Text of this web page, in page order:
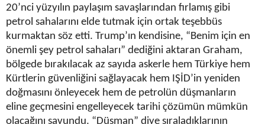
20’nci yüzyılın paylaşım savaşlarından fırlamış gibi
petrol sahalarını elde tutmak için ortak teşebbüs
kurmaktan söz etti. Trump’ın kendisine, “Benim için en
önemli şey petrol sahaları” dediğini aktaran Graham,
bölgede bırakılacak az sayıda askerle hem Türkiye hem
Kürtlerin güvenliğini sağlayacak hem IŞİD’in yeniden
doğmasını önleyecek hem de petrolün düşmanların
eline geçmesini engelleyecek tarihi çözümün mümkün
olacağını savundu. “Düşman” diye sıraladıklarının